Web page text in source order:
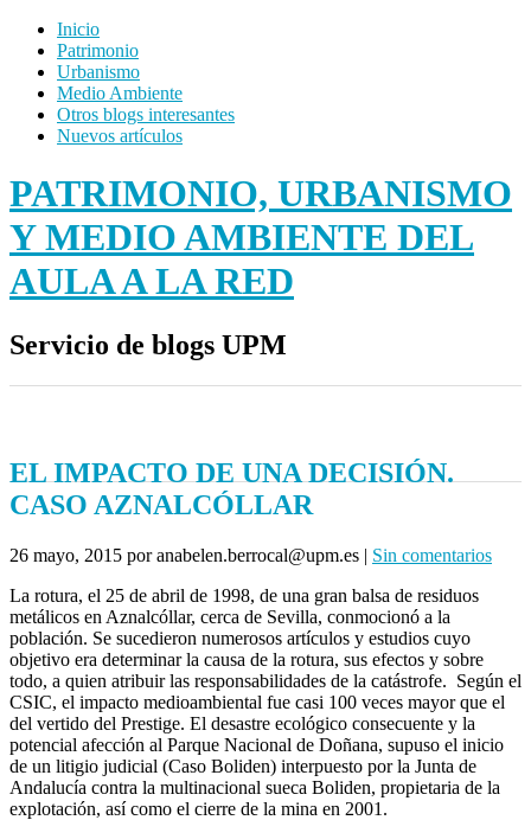
Inicio
Patrimonio
Urbanismo
Medio Ambiente
Otros blogs interesantes
Nuevos artículos
PATRIMONIO, URBANISMO
Y MEDIO AMBIENTE DEL
AULA A LA RED
Servicio de blogs UPM
EL IMPACTO DE UNA DECISIÓN.
CASO AZNALCÓLLAR
26 mayo, 2015 por anabelen.berrocal@upm.es | Sin comentarios
La rotura, el 25 de abril de 1998, de una gran balsa de residuos
metálicos en Aznalcóllar, cerca de Sevilla, conmocionó a la
población. Se sucedieron numerosos artículos y estudios cuyo
objetivo era determinar la causa de la rotura, sus efectos y sobre
todo, a quien atribuir las responsabilidades de la catástrofe. Según el
CSIC, el impacto medioambiental fue casi 100 veces mayor que el
del vertido del Prestige. El desastre ecológico consecuente y la
potencial afección al Parque Nacional de Doñana, supuso el inicio
de un litigio judicial (Caso Boliden) interpuesto por la Junta de
Andalucía contra la multinacional sueca Boliden, propietaria de la
explotación, así como el cierre de la mina en 2001.